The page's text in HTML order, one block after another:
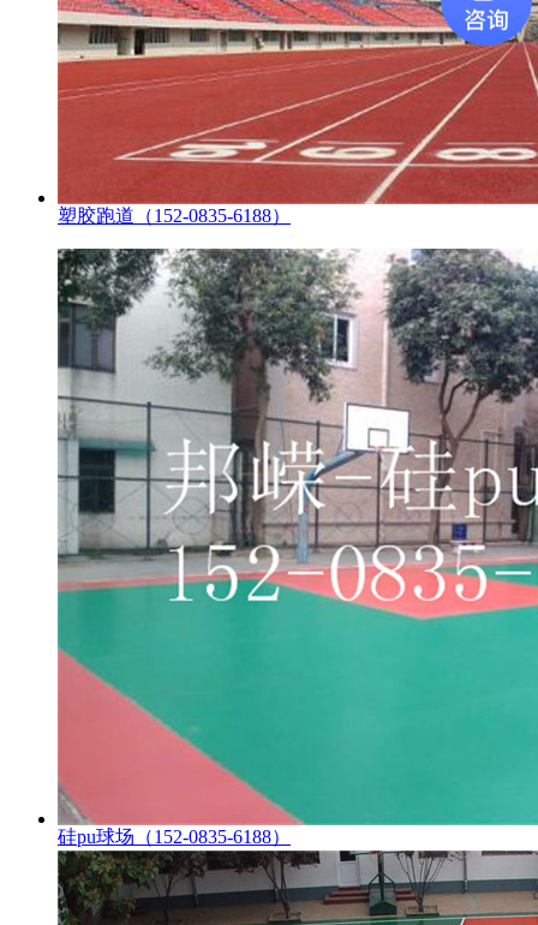
塑胶跑道（152-0835-6188）
硅pu球场（152-0835-6188）